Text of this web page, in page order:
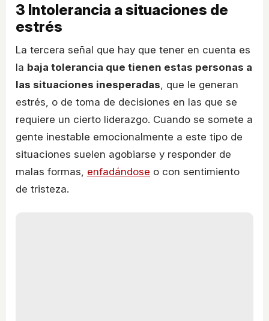
3 Intolerancia a situaciones de
estrés
La tercera señal que hay que tener en cuenta es
la baja tolerancia que tienen estas personas a
las situaciones inesperadas , que le generan
estrés, o de toma de decisiones en las que se
requiere un cierto liderazgo. Cuando se somete a
gente inestable emocionalmente a este tipo de
situaciones suelen agobiarse y responder de
malas formas, enfadándose o con sentimiento
de tristeza.